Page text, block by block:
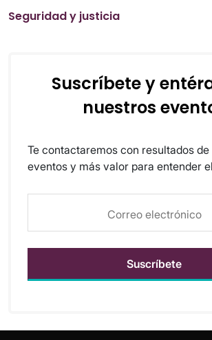
Seguridad y justicia
Suscríbete y
nuestros
Te contactaremos con resultados de
eventos y más valor para entender